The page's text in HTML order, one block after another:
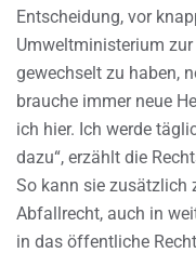
Entscheidung, vor
Umweltministerium
gewechselt zu haben,
brauche immer neue
ich hier. Ich werde
dazu“, erzählt die
So kann sie zusätzlich
Abfallrecht, auch in
in das öffentliche